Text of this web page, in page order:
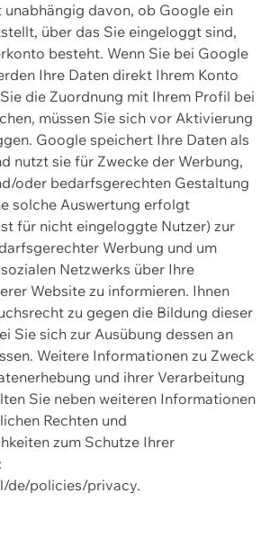
unabhängig davon, ob Google ein
über das Sie eingeloggt sind,
besteht. Wenn Sie bei Google
Ihre Daten direkt Ihrem Konto
die Zuordnung mit Ihrem Profil bei
müssen Sie sich vor Aktivierung
Google speichert Ihre Daten als
nutzt sie für Zwecke der Werbung,
oder bedarfsgerechten Gestaltung
solche Auswertung erfolgt
für nicht eingeloggte Nutzer) zur
Werbung und um
Netzwerks über Ihre
Website zu informieren. Ihnen
zu gegen die Bildung dieser
Sie sich zur Ausübung dessen an
Weitere Informationen zu Zweck
und ihrer Verarbeitung
Sie neben weiteren Informationen
Rechten und
zum Schutze Ihrer
de/policies/privacy.